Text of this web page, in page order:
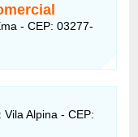
- CEP: 03277-
Alpina - CEP: